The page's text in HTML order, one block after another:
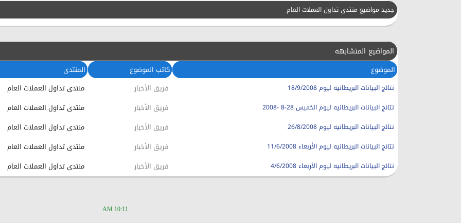
جديد مواضيع منتدى تداول العملات العام
المواضيع المتشابهه
الموضوع
كاتب الموضوع المنتدى
نتائج البيانات البريطانيه ليوم 18/9/2008 فريق الأخبار منتدى تداول العملات العام
نتائج البيانات البريطانيه ليوم الخميس 28-8 -2008 فريق الأخبار منتدى تداول العملات العام
نتائج البيانات البريطانيه ليوم 26/8/2008 فريق الأخبار منتدى تداول العملات العام
نتائج البيانات البريطانيه ليوم الأربعاء 11/6/2008 فريق الأخبار منتدى تداول العملات العام
نتائج البيانات البريطانيه ليوم الأربعاء 4/6/2008 فريق الأخبار منتدى تداول العملات العام
10:11 AM